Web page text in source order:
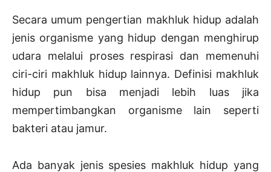
Secara umum pengertian makhluk hidup adalah
jenis organisme yang hidup dengan menghirup
udara melalui proses respirasi dan memenuhi
ciri-ciri makhluk hidup lainnya. Definisi makhluk
hidup pun bisa menjadi lebih luas jika
mempertimbangkan organisme lain seperti
bakteri atau jamur.
Ada banyak jenis spesies makhluk hidup yang